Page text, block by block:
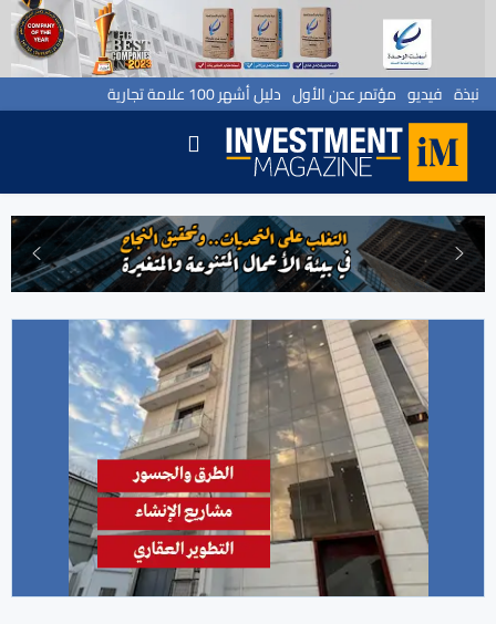
نبذة فيديو مؤتمر عدن الأول دليل أشهر 100 علامة تجارية